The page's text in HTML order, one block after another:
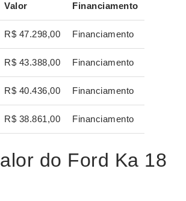
Valor Financiamento
R$ 47.298,00 Financiamento
R$ 43.388,00 Financiamento
R$ 40.436,00 Financiamento
R$ 38.861,00 Financiamento
do Ford Ka 18